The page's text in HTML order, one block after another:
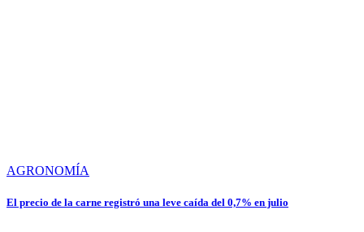
AGRONOMÍA
El precio de la carne registró una leve caída del 0,7% en julio